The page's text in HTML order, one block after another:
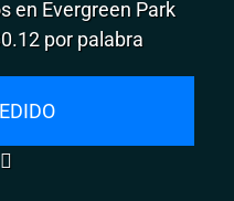
en Evergreen Park
por palabra